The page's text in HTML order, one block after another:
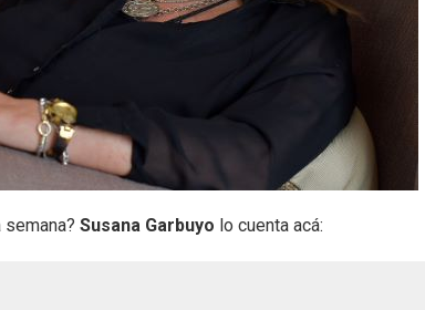
Susana Garbuyo lo cuenta acá: